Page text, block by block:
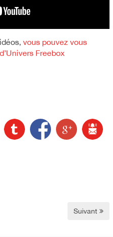
vous pouvez vous
Freebox
Suivant